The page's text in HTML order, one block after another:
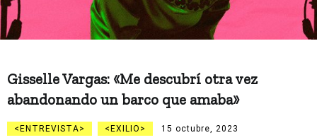
Gisselle Vargas: «Me descubrí otra vez
abandonando un barco que amaba»
ENTREVISTA EXILIO 15 octubre, 2023